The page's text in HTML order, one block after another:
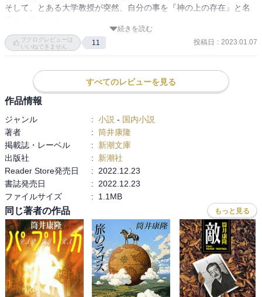
そして、とある大学教授が突然、自分の事を『神の上の存在』と名
物語の進むべき道筋とゴールが見えない物語！
個人的には『旅のラゴス』こそ最高傑作かと思います。
→自分は旅と砂漠の物語が好きなので偏った意見かもしれません
が・・・
続きを読む
ブクログレビューは
いいねできません
11 投稿日 : 2023.01.07
すべてのレビューを見る
作品情報
ジャンル : 小説 - 国内小説
著者
: 筒井康隆
掲載誌・レーベル
:
新潮文庫
出版社
:
新潮社
Reader Store発売日
:
2022.12.23
書誌発売日
:
2022.12.23
ファイルサイズ
: 1.1MB
同じ著者の作品 もっと見る